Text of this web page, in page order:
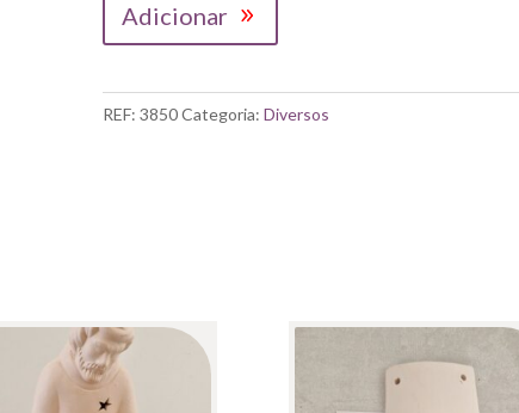
PEQUENA
Adicionar
REF:3850Categoria:Diversos